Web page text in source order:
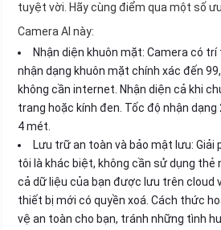
tuyệt vời. Hãy cùng điểm qua một số
Camera AI này:
Nhận diện khuôn mặt: Camera có
nhận dạng khuôn mặt chính xác đến
không cần internet. Nhận diện cả khi
trang hoặc kính đen. Tốc độ nhận
4 mét.
Lưu trữ an toàn và bảo mật lưu: Giải
tôi là khác biệt, không cần sử dụng thẻ
cả dữ liệu của bạn được lưu trên cloud
thiết bị mới có quyền xoá. Cách thức
vệ an toàn cho bạn, tránh những tình